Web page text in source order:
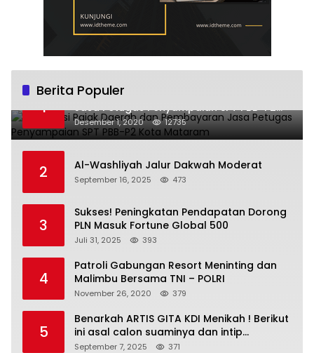
Berita Populer
1
Sosialisasi Pajak Daerah dan Pembayaran
Jasa Petugas Penyampaian SPT PBB-P2
Kota Mataram
Desember 1, 2020 12735
2 Al-Washliyah Jalur Dakwah Moderat
September 16, 2025 473
3
Sukses! Peningkatan Pendapatan Dorong
PLN Masuk Fortune Global 500
Juli 31, 2025 393
4
Patroli Gabungan Resort Meninting dan
Malimbu Bersama TNI – POLRI
November 26, 2020 379
5
Benarkah ARTIS GITA KDI Menikah ! Berikut
ini asal calon suaminya dan intip
undangannya
September 7, 2025 371